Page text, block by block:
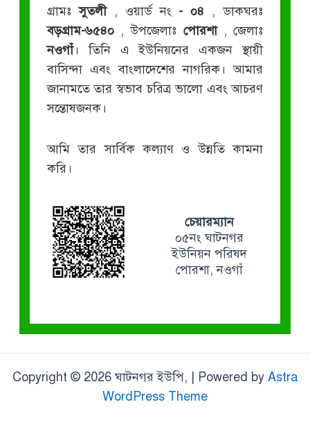
গ্রামঃসুতলী , ওয়ার্ড নং - ০৪ , ডাকঘরঃ
বড়গ্রাম-৬৫৪০ , উপজেলাঃ পোরশা , জেলাঃ
নওগাঁ। তিনি এ ইউনিয়নের একজন স্থায়ী
বাসিন্দা এবং বাংলাদেশের নাগরিক। আমার
জানামতে তার স্বভাব চরিত্র ভালো এবং আচরণ
সন্তোষজনক।
আমি তার সার্বিক কল্যাণ ও উন্নতি কামনা
করি।
চেয়ারম্যান
০৫নং ঘাটনগর
ইউনিয়ন পরিষদ
পোরশা, নওগাঁ
Copyright © 2026 ঘাটনগর ইউপি, | Powered by Astra
WordPress Theme